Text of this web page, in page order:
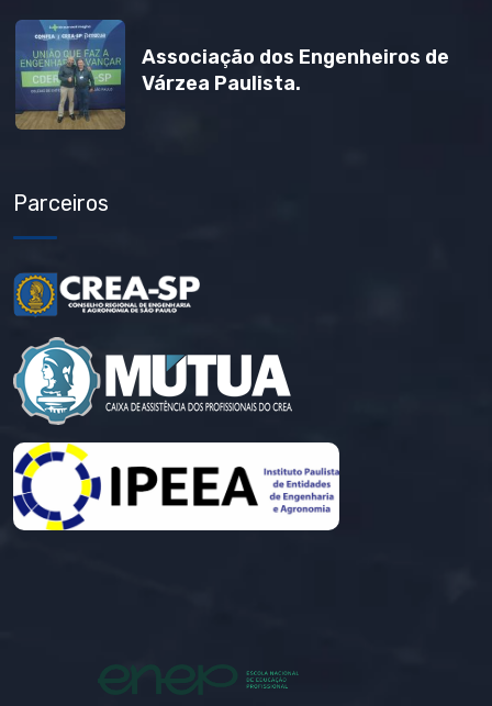
Associação dos Engenheiros de
Várzea Paulista.
Parceiros